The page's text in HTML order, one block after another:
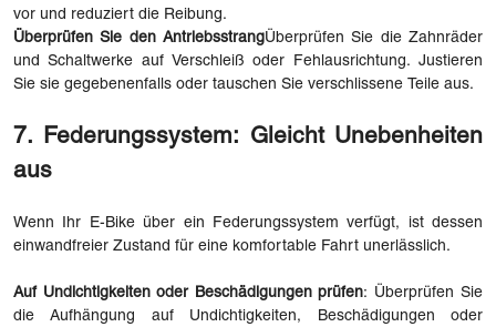
vor und reduziert die Reibung.
Überprüfen Sie den AntriebsstrangÜberprüfen Sie die Zahnräder
und Schaltwerke auf Verschleiß oder Fehlausrichtung. Justieren
Sie sie gegebenenfalls oder tauschen Sie verschlissene Teile aus.
7. Federungssystem: Gleicht Unebenheiten
aus
Wenn Ihr E-Bike über ein Federungssystem verfügt, ist dessen
einwandfreier Zustand für eine komfortable Fahrt unerlässlich.
Auf Undichtigkeiten oder Beschädigungen prüfen: Überprüfen Sie
die Aufhängung auf Undichtigkeiten, Beschädigungen oder